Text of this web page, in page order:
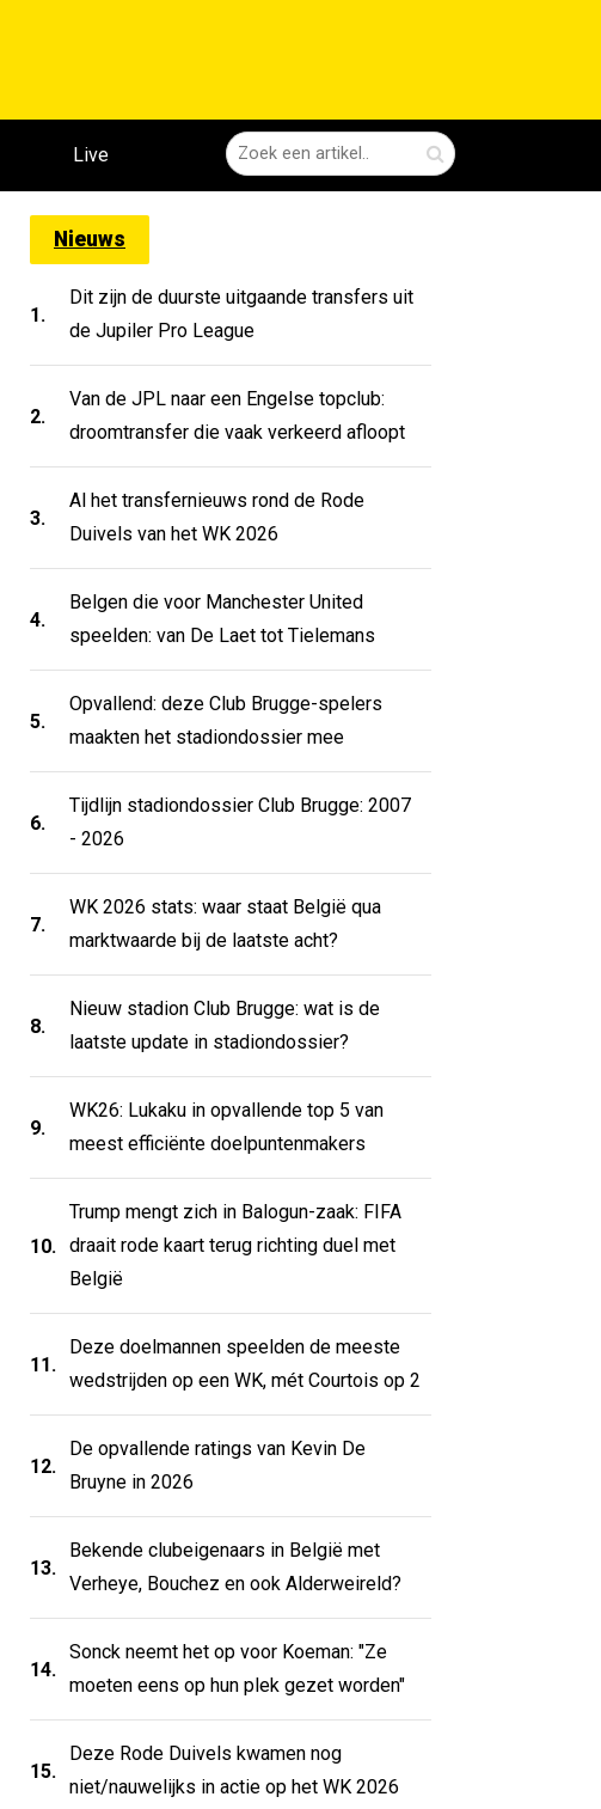
Live
Nieuws
1.
Dit zijn de duurste uitgaande transfers uit
de Jupiler Pro League
2.
Van de JPL naar een Engelse topclub:
droomtransfer die vaak verkeerd afloopt
3.
Al het transfernieuws rond de Rode
Duivels van het WK 2026
4.
Belgen die voor Manchester United
speelden: van De Laet tot Tielemans
5.
Opvallend: deze Club Brugge-spelers
maakten het stadiondossier mee
6.
Tijdlijn stadiondossier Club Brugge: 2007
- 2026
7.
WK 2026 stats: waar staat België qua
marktwaarde bij de laatste acht?
8.
Nieuw stadion Club Brugge: wat is de
laatste update in stadiondossier?
9.
WK26: Lukaku in opvallende top 5 van
meest efficiënte doelpuntenmakers
10.
Trump mengt zich in Balogun-zaak: FIFA
draait rode kaart terug richting duel met
België
11.
Deze doelmannen speelden de meeste
wedstrijden op een WK, mét Courtois op 2
12.
De opvallende ratings van Kevin De
Bruyne in 2026
13.
Bekende clubeigenaars in België met
Verheye, Bouchez en ook Alderweireld?
14.
Sonck neemt het op voor Koeman: "Ze
moeten eens op hun plek gezet worden"
15.
Deze Rode Duivels kwamen nog
niet/nauwelijks in actie op het WK 2026